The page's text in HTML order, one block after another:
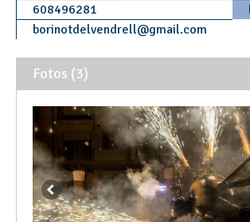
608496281
borinotdelvendrell@gmail.com
Fotos (3)